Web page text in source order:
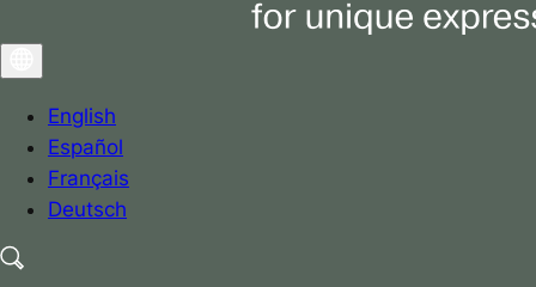
English
Español
Français
Deutsch